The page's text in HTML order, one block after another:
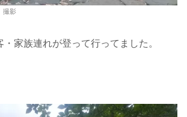
撮影
家族連れが登って行ってました。